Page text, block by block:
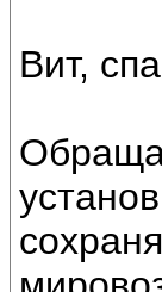
Вит,